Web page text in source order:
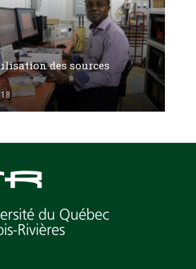
des sources